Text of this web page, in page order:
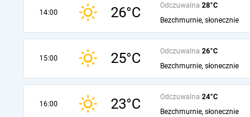
14:00 26°C Odczuwalna 28°C
Bezchmurnie, słonecznie
15:00 25°C Odczuwalna 26°C
Bezchmurnie, słonecznie
16:00 23°C Odczuwalna 24°C
Bezchmurnie, słonecznie